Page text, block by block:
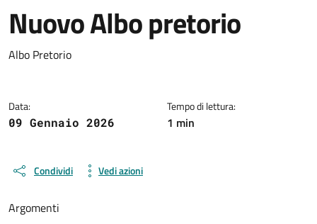
Nuovo Albo pretorio
Dettagli della notizia
Albo Pretorio
Data:
09 Gennaio 2026
Tempo di lettura:
1 min
Condividi Vedi azioni
Argomenti